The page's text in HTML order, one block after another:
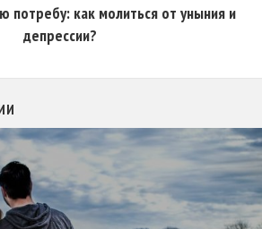
потребу: как молиться от уныния и
депрессии?